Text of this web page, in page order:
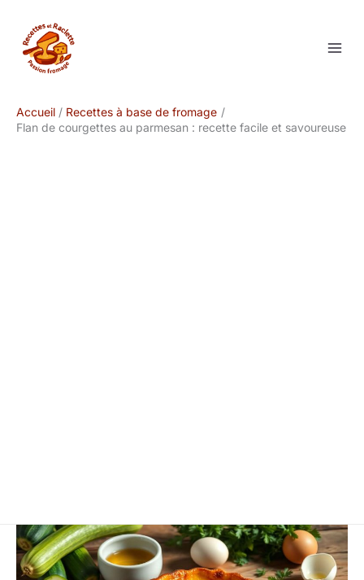
contenu
Accueil
Recettes à base de fromage
Flan de courgettes au parmesan : recette facile et savoureuse